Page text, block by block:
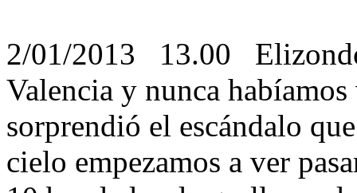
2/01/2013 13.00
Valencia y nunca
sorprendió el escándalo
cielo empezamos a ver